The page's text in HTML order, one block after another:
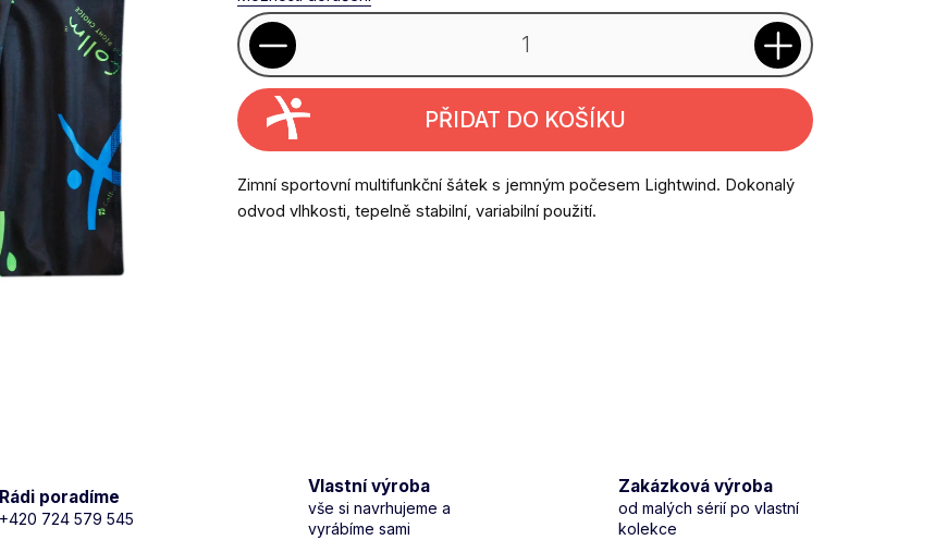
PŘIDAT DO KOŠÍKU
Zimní sportovní multifunkční šátek s jemným počesem Lightwind. Dokonalý
odvod vlhkosti, tepelně stabilní, variabilní použití.
Rádi poradíme
+420 724 579 545
Vlastní výroba
vše si navrhujeme a
vyrábíme sami
Zakázková výroba
od malých sérií po vlastní
kolekce